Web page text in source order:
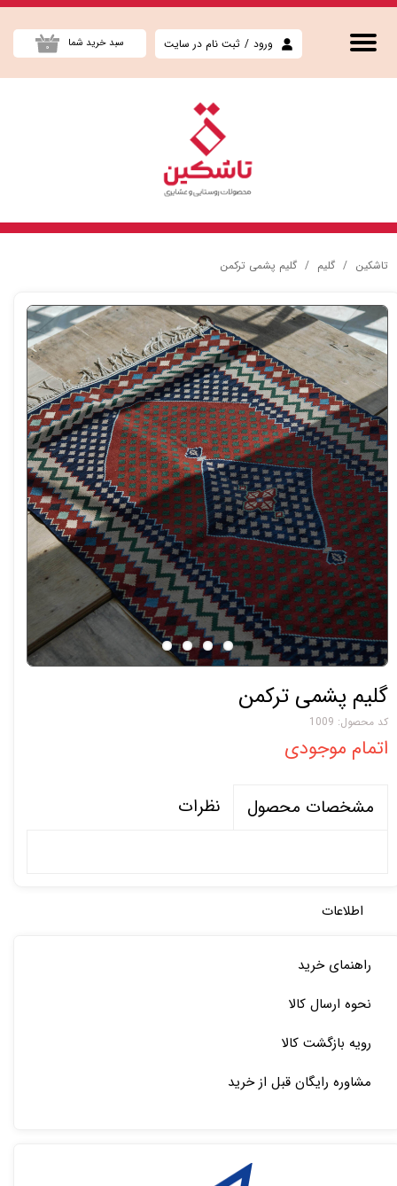
ورود / ثبت نام در سایت
حساب کاربری من
تغییر گذر واژه
خروج از حساب کاربری
۰ سبد خرید شما
تاشکین گلیم گلیم پشمی ترکمن
گلیم پشمی ترکمن
کد محصول: 1009
اتمام موجودی
مشخصات محصول نظرات
راهنمای خرید
نحوه ارسال کالا
رویه بازگشت کالا
مشاوره رایگان قبل از خرید
اطلاعات